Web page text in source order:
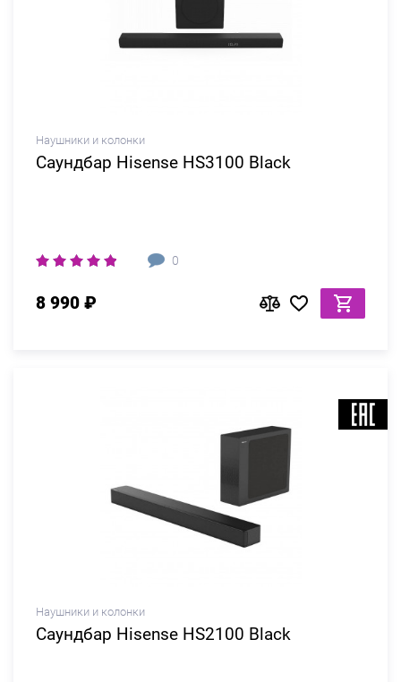
Наушники и колонки
Саундбар Hisense HS3100 Black
0
8 990 ₽
Наушники и колонки
Саундбар Hisense HS2100 Black